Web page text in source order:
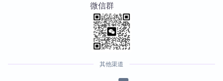
微信群
其他渠道